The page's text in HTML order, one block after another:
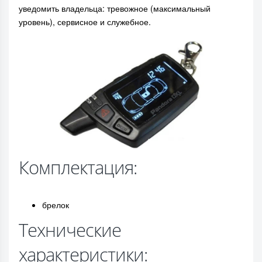
уведомить владельца: тревожное (максимальный
уровень), сервисное и служебное.
Комплектация:
брелок
Технические
характеристики: